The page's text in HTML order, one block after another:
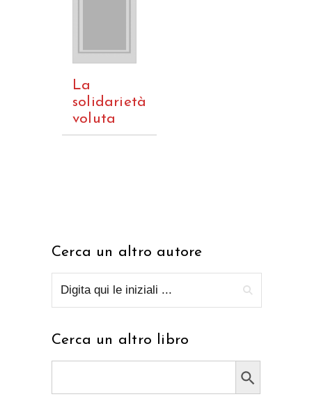
La
solidarietà
voluta
Cerca un altro autore
Cerca un altro libro
Search Button